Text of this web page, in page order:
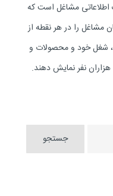
بانک اطلاعاتی مشاغل است که
را در هر نقطه از
شغل خود و محصولات و
نفر نمایش دهند.